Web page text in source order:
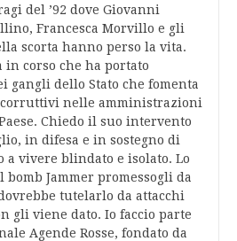
del ’92 dove Giovanni
Francesca Morvillo e gli
scorta hanno perso la vita.
in corso che ha portato
gangli dello Stato che fomenta
nelle amministrazioni
Chiedo il suo intervento
in difesa e in sostegno di
a vivere blindato e isolato. Lo
Jammer promessogli da
tutelarlo da attacchi
gli viene dato. Io faccio parte
Agende Rosse, fondato da